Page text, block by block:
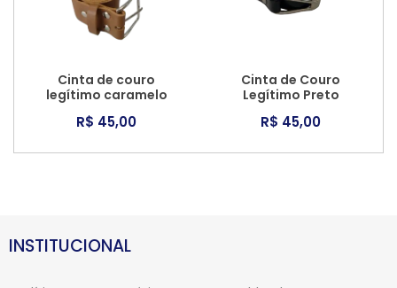
Cinta de couro
legítimo caramelo
R$ 45,00
Cinta de Couro
Legítimo Preto
R$ 45,00
INSTITUCIONAL